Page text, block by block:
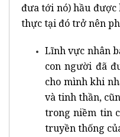
đưa tới nó) hầu được
thực tại đó trở nên
Lĩnh vực nhân
con người đã
cho mình khi
và tinh thần,
trong niềm tin
truyền thống